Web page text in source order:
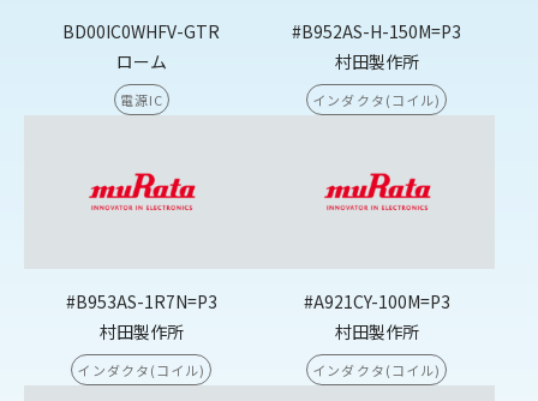
BD00IC0WHFV-GTR
ローム
電源IC
#B952AS-H-150M=P3
村田製作所
インダクタ(コイル)
#B953AS-1R7N=P3
村田製作所
インダクタ(コイル)
#A921CY-100M=P3
村田製作所
インダクタ(コイル)